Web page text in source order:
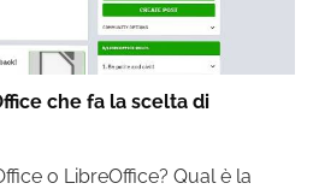
che fa la scelta di
o LibreOffice? Qual è la